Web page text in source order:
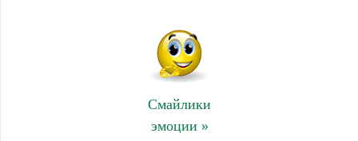
Смайлики
эмоции »